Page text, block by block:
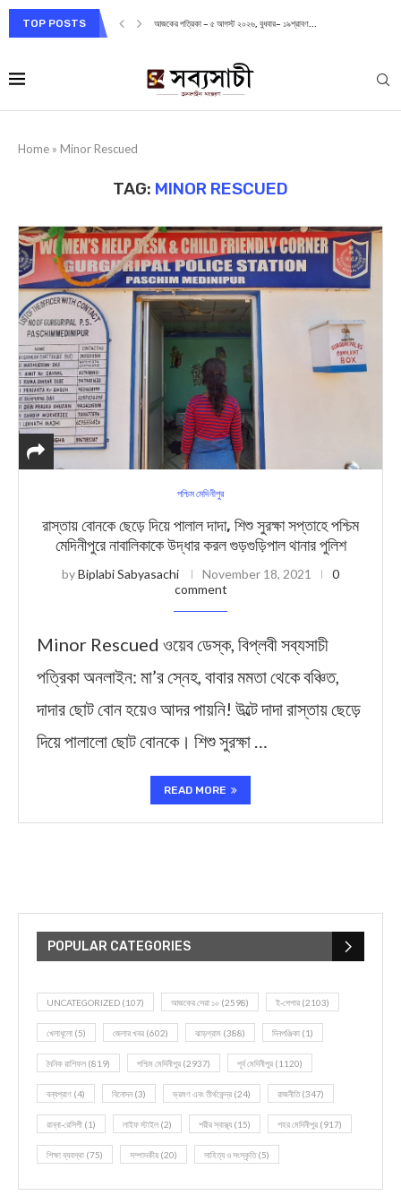
TOP POSTS আজকের পত্রিকা – ৫ আগস্ট ২০২৬, বুধবার– ১৯শ্রাবণ...
Home » Minor Rescued
TAG: MINOR RESCUED
পশ্চিম মেদিনীপুর
রাস্তায় বোনকে ছেড়ে দিয়ে পালাল দাদা, শিশু সুরক্ষা সপ্তাহে পশ্চিম
মেদিনীপুরে নাবালিকাকে উদ্ধার করল গুড়গুড়িপাল থানার পুলিশ
byBiplabi Sabyasachi November 18, 2021
0
comment
Minor Rescued ওয়েব ডেস্ক, বিপ্লবী সব্যসাচী
পত্রিকা অনলাইন: মা’র স্নেহ, বাবার মমতা থেকে বঞ্চিত,
দাদার ছোট বোন হয়েও আদর পায়নি! উল্টে দাদা রাস্তায় ছেড়ে
দিয়ে পালালো ছোট বোনকে। শিশু সুরক্ষা …
READ MORE
POPULAR CATEGORIES
UNCATEGORIZED (107) আজকের সেরা ১০ (2598) ই-পেপার (2103)
খেলাধূলো (5) জেলার খবর (602) ঝাড়গ্রাম (388) দিনপঞ্জিকা (1)
দৈনিক রাশিফল (819) পশ্চিম মেদিনীপুর (2937) পূর্ব মেদিনীপুর (1120)
বন্যপ্রাণ (4) বিনোদন(3) ভ্রমণ এবং তীর্থকেন্দ্র (24) রাজনীতি(347)
রান্না-রেসিপী (1) লাইফ স্টাইল (2) শরীর স্বাস্থ্য (15) শহর মেদিনীপুর (917)
শিক্ষা ব্যবস্থা (75) সম্পাদকীয় (20) সাহিত্য ও সংস্কৃতি(5)